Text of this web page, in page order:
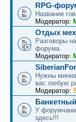
RPG-
Название
Модератор:
Отдых
Разговоры
форума.
Модератор:
Нужны
вас любую
Модератор:
У
здесь!!!